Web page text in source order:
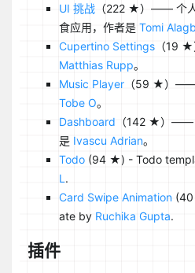
UI 挑战 （222 ★）—— 个
食应用，作者是 Tomi
Cupertino Settings （19
Matthias Rupp。
Music Player （59 ★）——
Tobe O。
Dashboard （142 ★）——
是 Ivascu Adrian。
Todo (94 ★) - Todo
L .
Card Swipe Animation
ate by Ruchika Gupta.
插件